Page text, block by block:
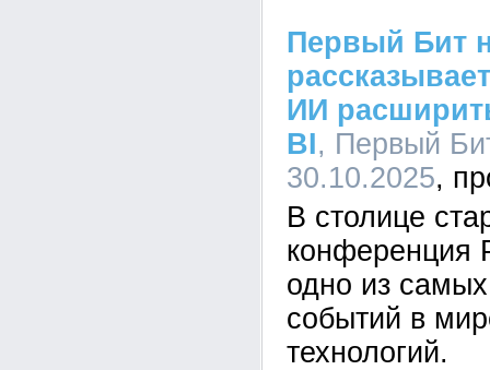
Первый Бит
ИИ
BI, Первый
30.10.2025
В столице
конференция
одно из
событий в
технологий.